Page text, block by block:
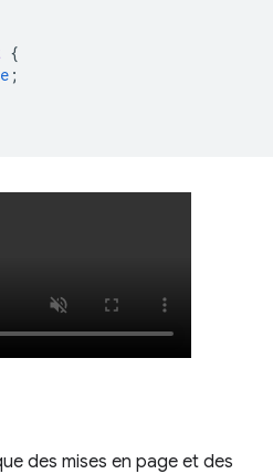
{
;
des mises en page et des